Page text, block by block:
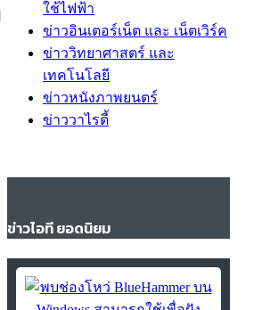
ใช้ไฟฟ้า
ข่าวอินเตอร์เน็ต และ เน็ตเวิร์ค
ข่าววิทยาศาสตร์ และ
เทคโนโลยี
ข่าวหนังภาพยนตร์
ข่าววาไรตี้
ข่าวไอที ยอดนิยม